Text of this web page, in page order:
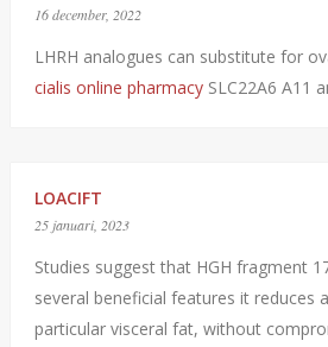
16 december, 2022
LHRH analogues can substitute for
cialis online pharmacySLC22A6 A11
LOACIFT
25 januari, 2023
Studies suggest that HGH fragment
several beneficial features it reduces
particular visceral fat, without